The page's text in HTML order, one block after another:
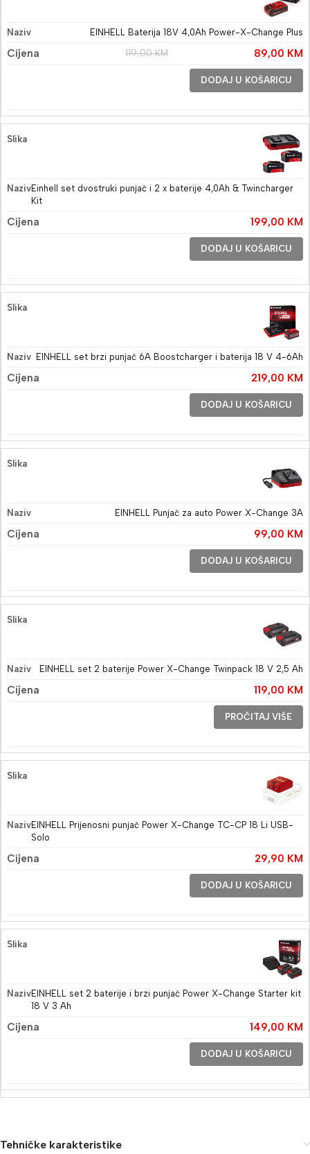
EINHELL Baterija 18V 4,0Ah Power-X-Change Plus
119,00KM 89,00 KM
DODAJ U KOŠARICU
Einhell set dvostruki punjač i 2 x baterije 4,0Ah & Twincharger
Kit
199,00 KM
DODAJ U KOŠARICU
EINHELL set brzi punjač 6A Boostcharger i baterija 18 V 4-6Ah
219,00 KM
DODAJ U KOŠARICU
EINHELL Punjač za auto Power X-Change 3A
99,00 KM
DODAJ U KOŠARICU
EINHELL set 2 baterije Power X-Change Twinpack 18 V 2,5 Ah
119,00 KM
PROČITAJ VIŠE
EINHELL Prijenosni punjač Power X-Change TC-CP 18 Li USB-
Solo
29,90 KM
DODAJ U KOŠARICU
EINHELL set 2 baterije i brzi punjač Power X-Change Starter kit
18 V 3 Ah
149,00 KM
DODAJ U KOŠARICU
Tehničke karakteristike